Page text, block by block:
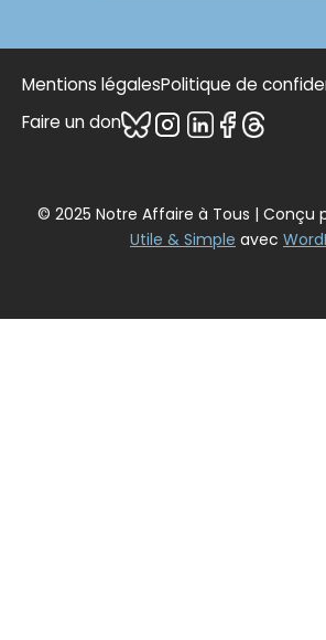
Mentions légalesPolitique de
Faire un don
© 2025 Notre Affaire à Tous | Conçu
Utile & Simple avec